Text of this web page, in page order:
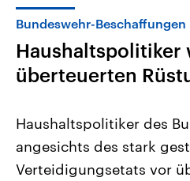
Bundeswehr-Beschaffungen
Haushaltspolitiker
überteuerten
Haushaltspolitiker des
angesichts des stark
Verteidigungsetats vor